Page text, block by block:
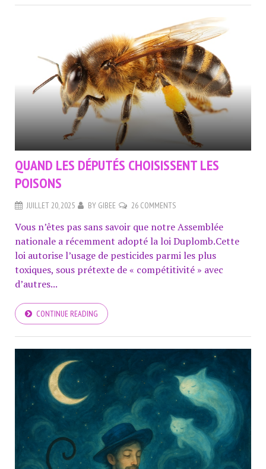
QUAND LES DÉPUTÉS CHOISISSENT LES
POISONS
JUILLET 20, 2025 BY GIBEE 26 COMMENTS
Vous n’êtes pas sans savoir que notre Assemblée
nationale a récemment adopté la loi Duplomb.Cette
loi autorise l’usage de pesticides parmi les plus
toxiques, sous prétexte de « compétitivité » avec
d’autres...
CONTINUE READING